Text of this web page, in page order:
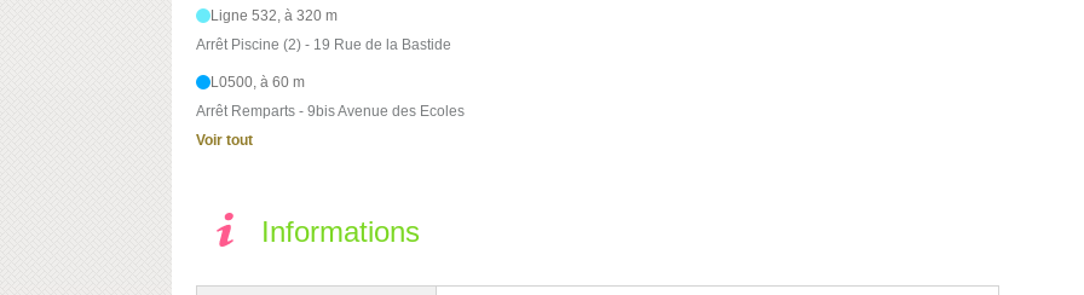
Ligne 532, à 320 m
Arrêt Piscine (2) - 19 Rue de la Bastide
L0500, à 60 m
Arrêt Remparts - 9bis Avenue des Ecoles
Voir tout
Informations